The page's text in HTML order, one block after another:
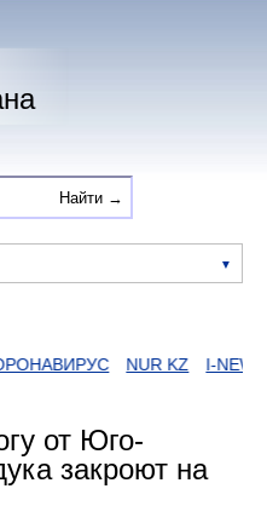
NUR KZ I-NEWS
от Юго-
закроют на